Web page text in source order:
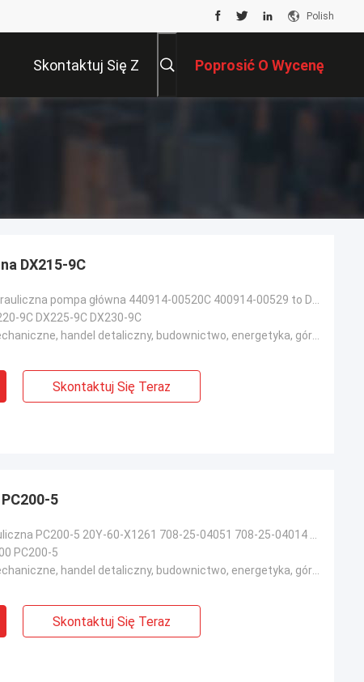
Polish
Skontaktuj Się Z Poprosić O Wycenę
DX215-9C
9C DX225-9C DX230-9C
Skontaktuj Się Teraz
5
PC200-5
Skontaktuj Się Teraz